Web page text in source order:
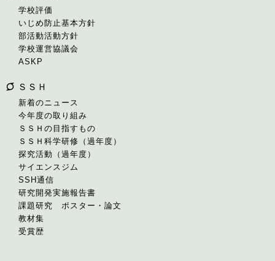
学校評価
いじめ防止基本方針
部活動活動方針
学校運営協議会
ASKP
ＳＳＨ
新着のニュース
今年度の取り組み
ＳＳＨの目指すもの
ＳＳＨ科学研修（過年度）
探究活動（過年度）
サイエンスジム
SSH通信
研究開発実施報告書
課題研究 ポスター・論文
教材集
受賞歴